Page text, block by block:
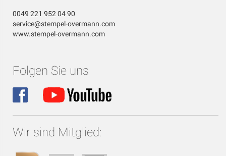
0049 221 952 04 90
service@stempel-overmann.com
www.stempel-overmann.com
Folgen Sie uns
Wir sind Mitglied: